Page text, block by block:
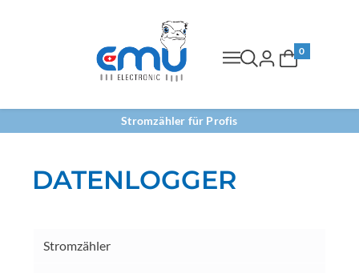
0
Stromzähler für Profis
DATENLOGGER
Stromzähler